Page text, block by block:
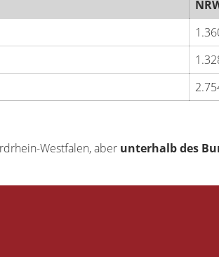
Westfalen, aber unterhalb des